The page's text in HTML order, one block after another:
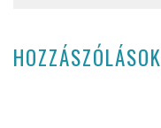
HOZZÁSZÓLÁSOK